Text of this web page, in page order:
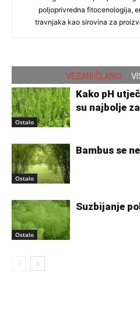
poljoprivredna fitocenologija,
travnjaka kao sirovina za
VEZANI ČLANCI
Ostalo
Kako pH
su najbolje
Ostalo
Bambus se
Ostalo
Suzbijanje